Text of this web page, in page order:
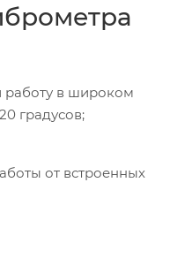
в широком
градусов;
от встроенных